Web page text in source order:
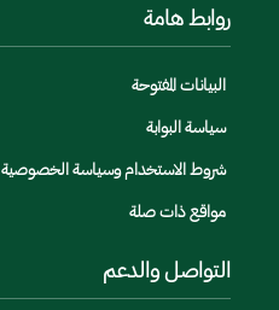
روابط هامة
البيانات المفتوحة
سياسة البوابة
شروط الاستخدام وسياسة الخصوصية
مواقع ذات صلة
التواصل والدعم